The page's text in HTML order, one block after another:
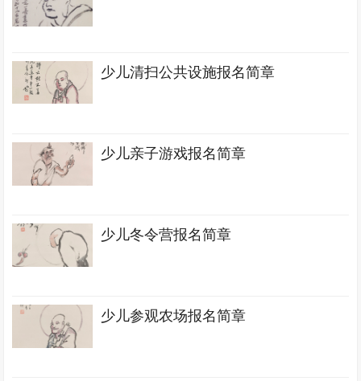
少儿清扫公共设施报名简章
少儿亲子游戏报名简章
少儿冬令营报名简章
少儿参观农场报名简章